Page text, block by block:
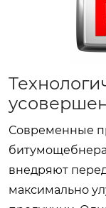
Современные
внедряют
максимально